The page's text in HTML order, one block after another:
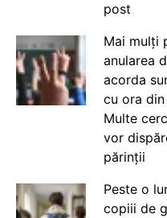
post
Mai mulți
anularea
acorda
cu ora
Multe
vor
părinții
Peste o
copiii de